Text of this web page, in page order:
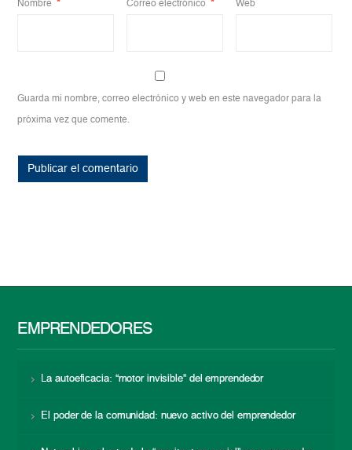
Nombre * Correo electrónico * Web
Guarda mi nombre, correo electrónico y web en este navegador para la
próxima vez que comente.
EMPRENDEDORES
La autoeficacia: “motor invisible” del emprendedor
El poder de la comunidad: nuevo activo del emprendedor